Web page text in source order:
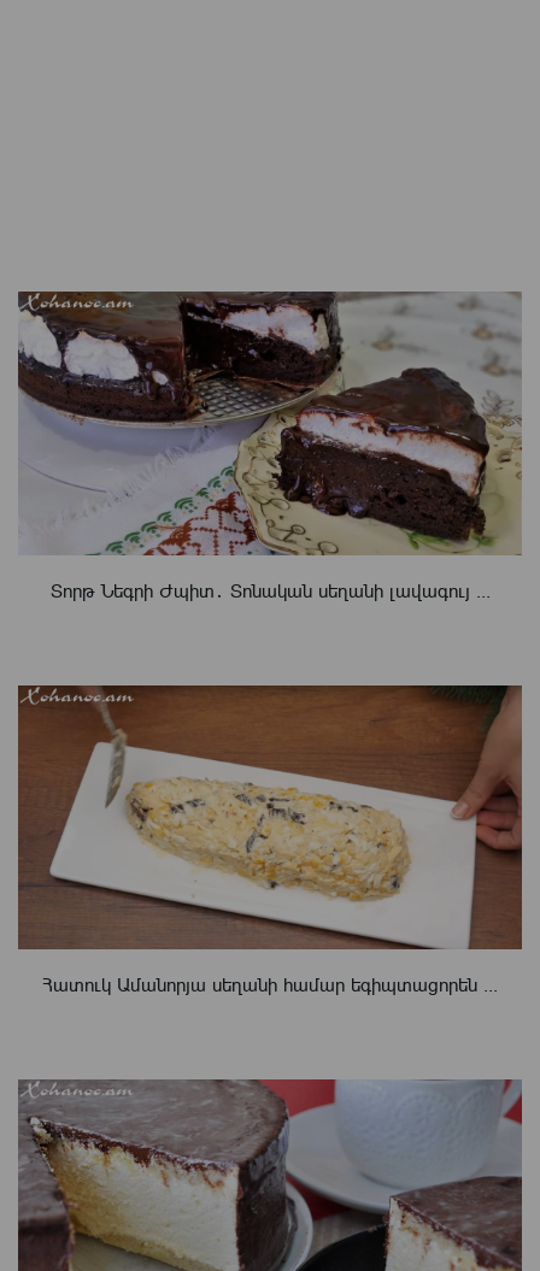
Տորթ Նեգրի Ժպիտ․ Տոնական սեղանի լավագույ ...
Հատուկ Ամանորյա սեղանի համար եգիպտացորեն ...